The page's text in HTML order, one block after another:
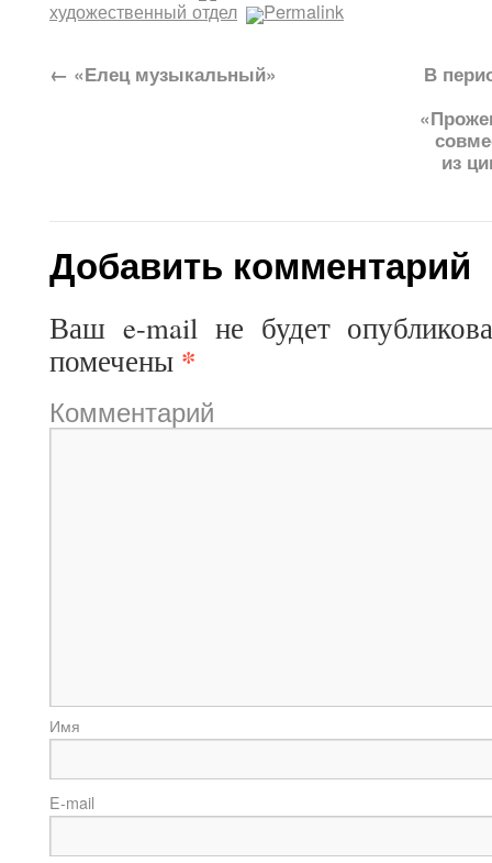
художественный отдел
Permalink
← «Елец музыкальный»
В
из
Добавить комментарий
Ваш e-mail не будет
помечены *
Комментарий
E-